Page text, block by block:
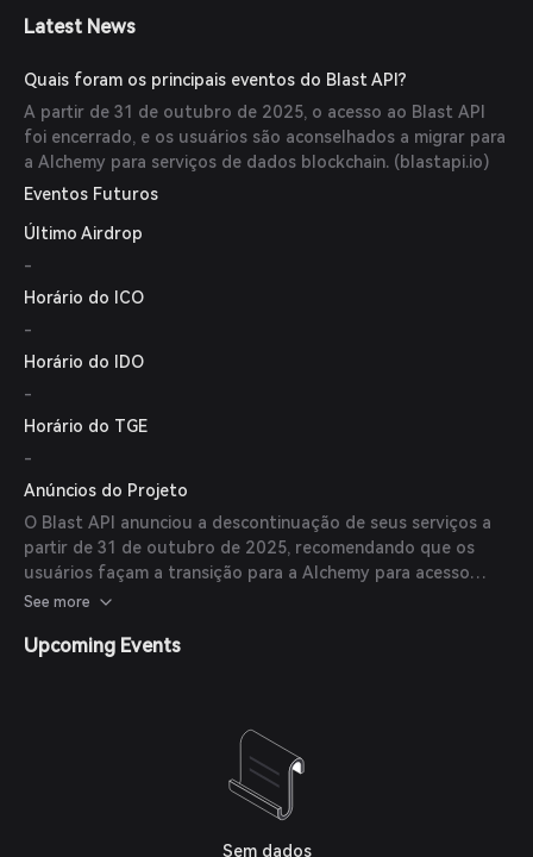
Além disso, o Blast fornece um painel amigável ao usuário e
suporta pagamentos em stablecoins, garantindo uma
Latest News
Quais foram os principais eventos do Blast API?
A partir de 31 de outubro de 2025, o acesso ao Blast API
foi encerrado, e os usuários são aconselhados a migrar para
a Alchemy para serviços de dados blockchain. (blastapi.io)
Eventos Futuros
Último Airdrop
-
Horário do ICO
-
Horário do IDO
-
Horário do TGE
-
Anúncios do Projeto
O Blast API anunciou a descontinuação de seus serviços a
partir de 31 de outubro de 2025, recomendando que os
usuários façam a transição para a Alchemy para acesso
contínuo aos dados blockchain. (
See more
Upcoming Events
Sem dados